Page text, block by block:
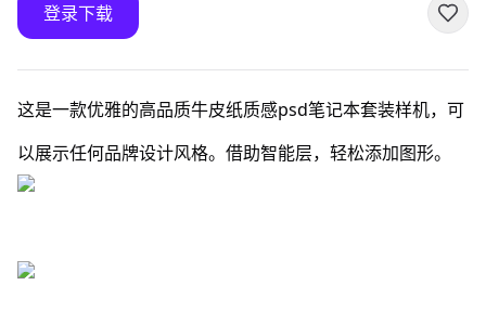
登录下载
这是一款优雅的高品质牛皮纸质感psd笔记本套装样机，可
以展示任何品牌设计风格。借助智能层，轻松添加图形。